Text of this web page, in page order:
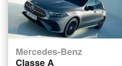
Mercedes-Benz
Classe A